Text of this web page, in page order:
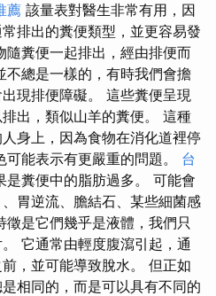
薦 該量表對醫生非常有用，因
排出的糞便類型，並更容易發
糞便一起排出，經由排便而
總是一樣的，有時我們會擔
現排便障礙。 這些糞便呈現
出，類似山羊的糞便。 這種
身上，因為食物在消化道裡停
能表示有更嚴重的問題。 台
是糞便中的脂肪過多。 可能會
胃逆流、膽結石、某些細菌感
是它們幾乎是液體，我們只
它通常由輕度腹瀉引起，通
，並可能導致脫水。 但正如
相同的，而是可以具有不同的